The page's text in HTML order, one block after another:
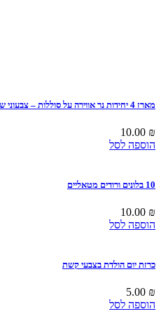
מארז 4 יחידות נר אווירה על סוללות – צבעוני שקוף מעוניין (דגם A)
10.00 ₪
הוספה לסל
10 בלונים ורודים מטאליים
10.00 ₪
הוספה לסל
כרזת יום הולדת בצבעי קשת
5.00 ₪
הוספה לסל